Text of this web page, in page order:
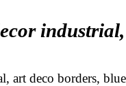
art deco borders,